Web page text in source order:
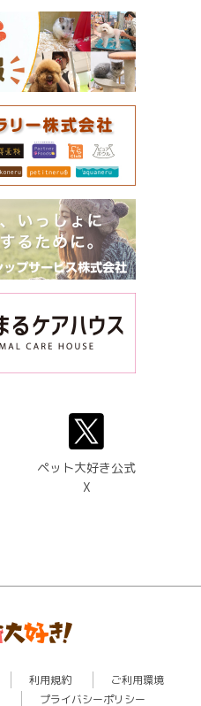
ペット大好き公式
X
利用規約
ご利用環境
プライバシーポリシー